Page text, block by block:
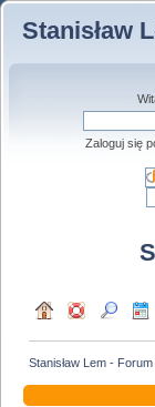
Stanisław
Zaloguj się
Stanisław Lem - Forum